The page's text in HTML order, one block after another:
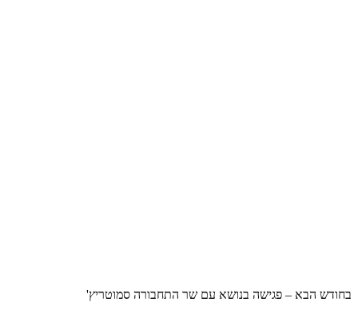
בחודש הבא – פגישה בנושא עם שר התחבורה סמוטריץ'